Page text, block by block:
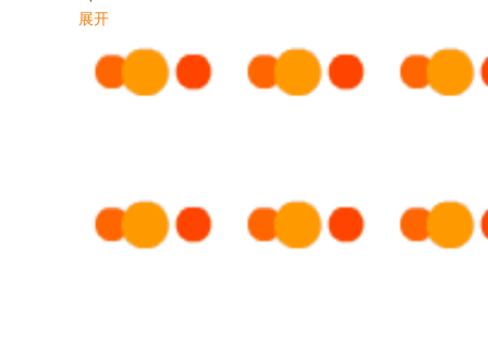
5、STM32F405RGT6
6、DSPIC30F2010-30I/SP
7、MCIMX6G2CVM05AB
8、STM32F030C8T6
12、STM8S003F3P6
13、LIS3DHTR
14、LM358DR
展开